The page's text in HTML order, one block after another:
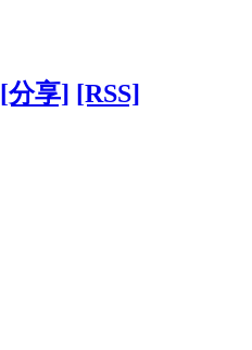
[分享] [RSS]